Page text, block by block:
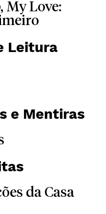
My Love:
Leitura
e Mentiras
da Casa